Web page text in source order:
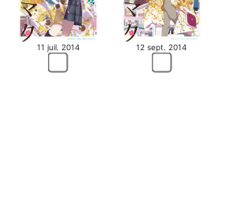
11 juil. 2014 12 sept. 2014